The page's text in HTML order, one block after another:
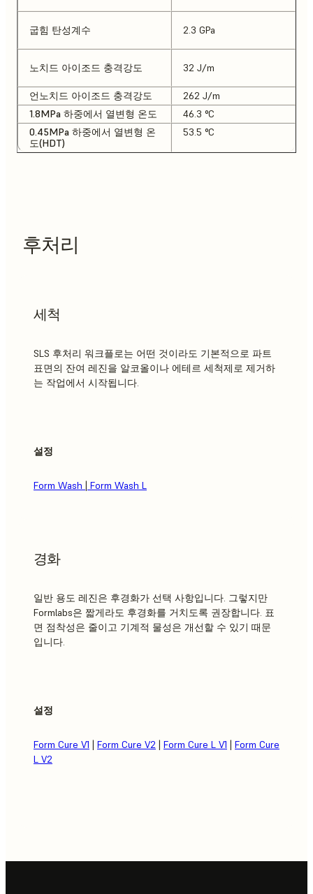
굽힘 탄성계수 2.3 GPa
노치드 아이조드 충격강도 32 J/m
언노치드 아이조드 충격강도
262 J/m
1.8MPa 하중에서 열변형 온도
46.3 °C
0.45MPa 하중에서 열변형 온
도(HDT)
53.5 °C
후처리
세척
SLS 후처리 워크플로는 어떤 것이라도 기본적으로 파트
표면의 잔여 레진을 알코올이나 에테르 세척제로 제거하
는 작업에서 시작됩니다.
설정
Form Wash | Form Wash L
경화
일반 용도 레진은 후경화가 선택 사항입니다. 그렇지만
Formlabs은 짧게라도 후경화를 거치도록 권장합니다. 표
면 점착성은 줄이고 기계적 물성은 개선할 수 있기 때문
입니다.
설정
Form Cure V1 | Form Cure V2 | Form Cure L V1 | Form Cure
L V2